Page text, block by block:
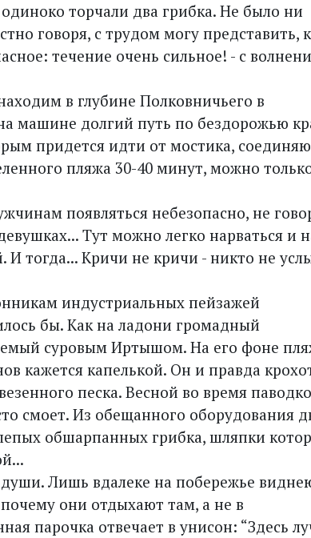
торчали два грибка. Не было ни
говоря, с трудом могу представить,
течение очень сильное! - с
в глубине Полковничьего в
машине долгий путь по бездорожью
придется идти от мостика,
пляжа 30-40 минут, можно
появляться небезопасно, не
Тут можно легко нарваться и
тогда... Кричи не кричи - никто не
индустриальных пейзажей
бы. Как на ладони громадный
суровым Иртышом. На его фоне
кажется капелькой. Он и правда
песка. Весной во время
смоет. Из обещанного оборудования
обшарпанных грибка, шляпки
Лишь вдалеке на побережье
они отдыхают там, а не в
парочка отвечает в унисон: “Здесь